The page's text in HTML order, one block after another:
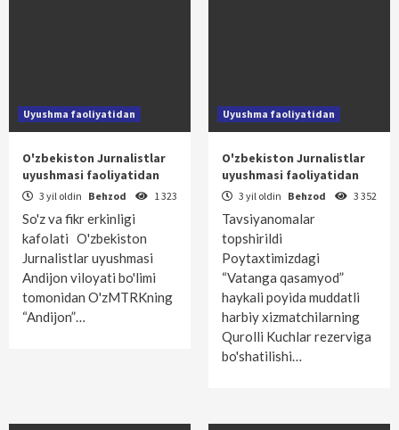
Uyushma faoliyatidan
O'zbekiston Jurnalistlar
uyushmasi faoliyatidan
3 yil oldin Behzod 1 323
So'z va fikr erkinligi
kafolati O'zbekiston
Jurnalistlar uyushmasi
Andijon viloyati bo'limi
tomonidan O'zMTRKning
“Andijon”…
Uyushma faoliyatidan
O'zbekiston Jurnalistlar
uyushmasi faoliyatidan
3 yil oldin Behzod 3 352
Tavsiyanomalar
topshirildi
Poytaxtimizdagi
“Vatanga qasamyod”
haykali po­yida muddatli
harbiy xizmatchilarning
Qurolli Kuchlar rezerviga
bo'shatilishi…